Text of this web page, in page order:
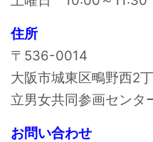
住所
〒536-0014
大阪市城東区鴫野西2
立男女共同参画センタ
お問い合わせ